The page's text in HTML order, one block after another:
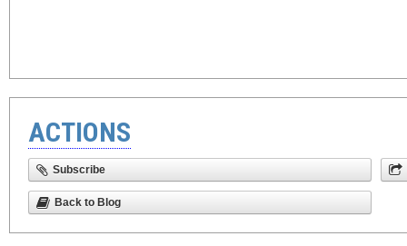
ACTIONS
Subscribe
Back to Blog